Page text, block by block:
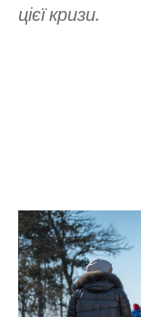
цієї кризи.
Зображення